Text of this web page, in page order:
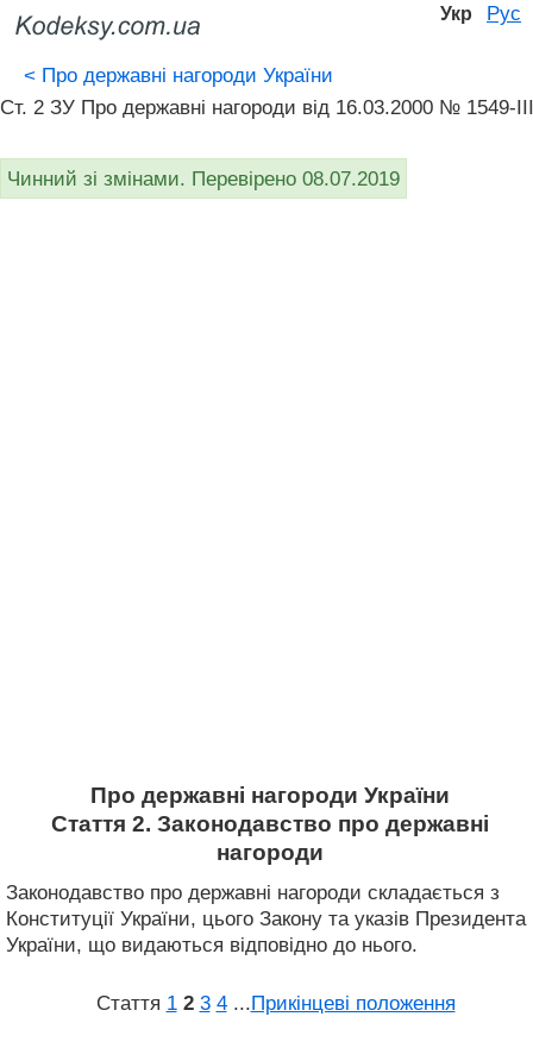
Укр Рус
< Про державні нагороди України
Ст. 2 ЗУ Про державні нагороди від 16.03.2000 № 1549-III
Чинний зі змінами. Перевірено 08.07.2019
Про державні нагороди України
Стаття 2. Законодавство про державні
нагороди
Законодавство про державні нагороди складається з
Конституції України, цього Закону та указів Президента
України, що видаються відповідно до нього.
Стаття 1 2 3 4 ...Прикінцеві положення